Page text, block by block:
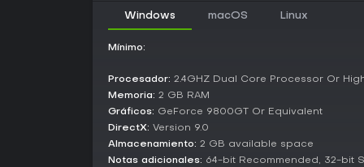
Windows macOS Linux
Mínimo:
Procesador: 2.4GHZ Dual Core Processor Or
Memoria: 2 GB RAM
Gráficos: GeForce 9800GT Or Equivalent
DirectX: Version 9.0
Almacenamiento: 2 GB available space
Notas adicionales: 64-bit Recommended, 32-bit